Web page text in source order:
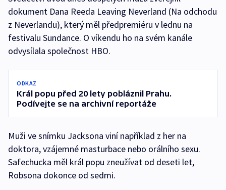
dokument Dana Reeda Leaving Neverland (Na odchodu
z Neverlandu), který měl předpremiéru v lednu na
festivalu Sundance. O víkendu ho na svém kanále
odvysílala společnost HBO.
ODKAZ
Král popu před 20 lety pobláznil Prahu.
Podívejte se na archivní reportáže
Muži ve snímku Jacksona viní například z her na
doktora, vzájemné masturbace nebo orálního sexu.
Safechucka měl král popu zneužívat od deseti let,
Robsona dokonce od sedmi.